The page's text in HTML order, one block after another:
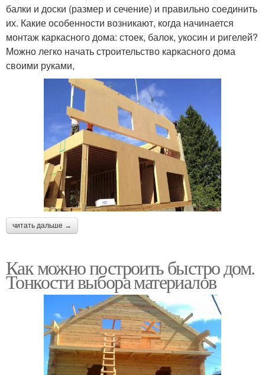
балки и доски (размер и сечение) и правильно соединить
их. Какие особенности возникают, когда начинается
монтаж каркасного дома: стоек, балок, укосин и ригелей?
Можно легко начать строительство каркасного дома
своими руками,
читать дальше →
Как можно построить быстро дом.
Тонкости выбора материалов